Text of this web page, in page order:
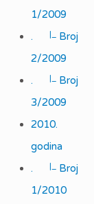
1/2009
.
|_
Broj
2/2009
.
|_
Broj
3/2009
2010.
godina
.
|_
Broj
1/2010